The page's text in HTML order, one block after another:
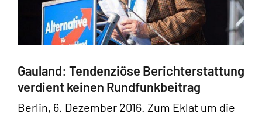
Gauland: Tendenziöse Berichterstattung
verdient keinen Rundfunkbeitrag
Berlin, 6. Dezember 2016. Zum Eklat um die